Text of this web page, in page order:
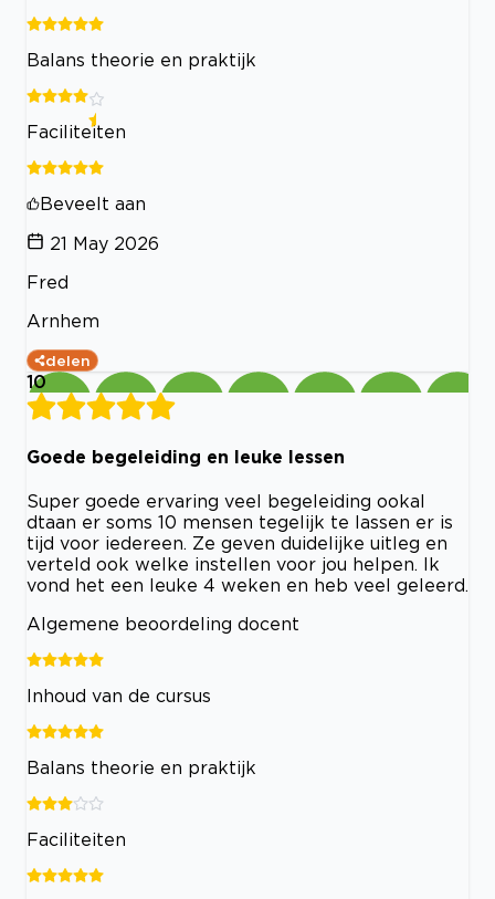
Balans theorie en praktijk
Faciliteiten
Beveelt aan
21 May 2026
Fred
Arnhem
delen
10
Goede begeleiding en leuke lessen
Super goede ervaring veel begeleiding ookal
dtaan er soms 10 mensen tegelijk te lassen er is
tijd voor iedereen. Ze geven duidelijke uitleg en
verteld ook welke instellen voor jou helpen. Ik
vond het een leuke 4 weken en heb veel geleerd.
Algemene beoordeling docent
Inhoud van de cursus
Balans theorie en praktijk
Faciliteiten